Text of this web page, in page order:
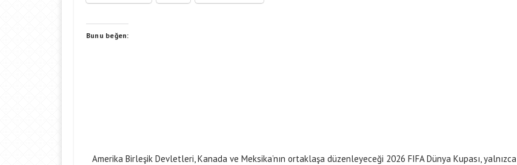
Bunu beğen:
Amerika Birleşik Devletleri, Kanada ve Meksika’nın ortaklaşa düzenleyeceği 2026 FIFA Dünya Kupası, yalnızca